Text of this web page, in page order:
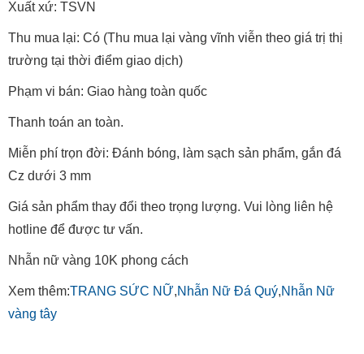
Xuất xứ: TSVN
Thu mua lại: Có (Thu mua lại vàng vĩnh viễn theo giá trị thị
trường tại thời điểm giao dịch)
Phạm vi bán: Giao hàng toàn quốc
Thanh toán an toàn.
Miễn phí trọn đời: Đánh bóng, làm sạch sản phẩm, gắn đá
Cz dưới 3 mm
Giá sản phẩm thay đổi theo trọng lượng. Vui lòng liên hệ
hotline để được tư vấn.
Nhẫn nữ vàng 10K phong cách
Xem thêm:TRANG SỨC NỮ,Nhẫn Nữ Đá Quý,Nhẫn Nữ
vàng tây